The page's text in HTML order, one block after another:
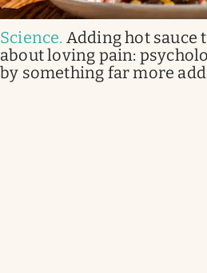
Science. Adding hot sauce
about loving pain:
by something far more